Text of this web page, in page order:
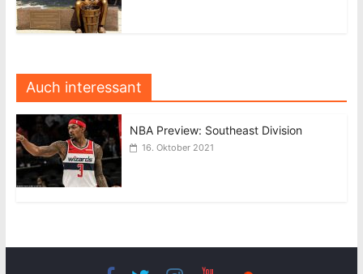
Auch interessant
NBA Preview: Southeast Division
16. Oktober 2021